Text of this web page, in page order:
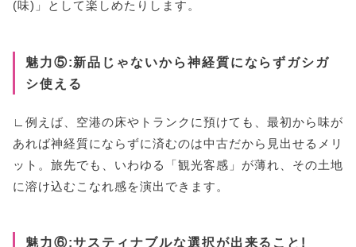
(味)」として楽しめたりします。
魅力⑤:新品じゃないから神経質にならずガシガ
シ使える
∟例えば、空港の床やトランクに預けても、最初から味が
あれば神経質にならずに済むのは中古だから見出せるメリ
ット。旅先でも、いわゆる「観光客感」が薄れ、その土地
に溶け込むこなれ感を演出できます。
魅力⑥:サスティナブルな選択が出来ること!